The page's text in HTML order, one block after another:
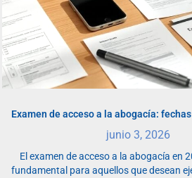
Examen de acceso a la abogacía:
junio 3, 2026
El examen de acceso a la abogacía en
fundamental para aquellos que desean